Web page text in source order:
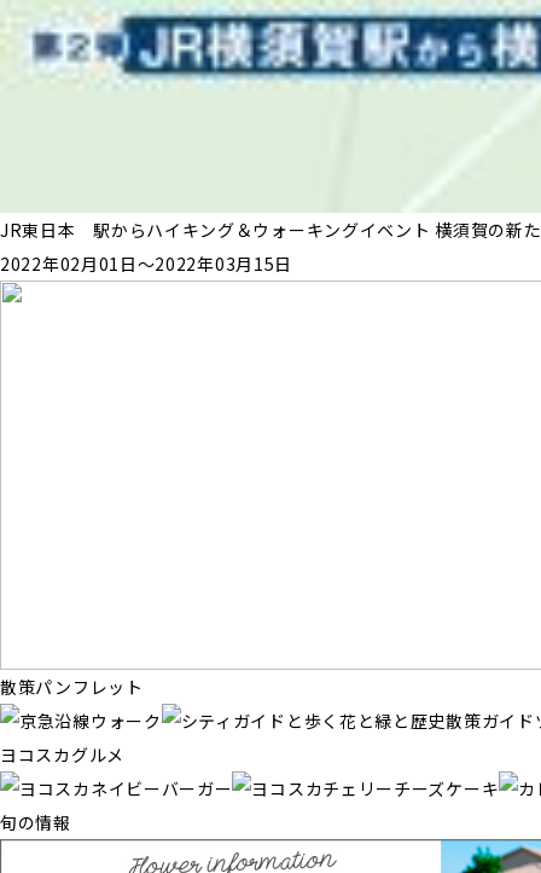
JR東日本 駅からハイキング＆ウォーキングイベント 横須賀の新
2022年02月01日〜2022年03月15日
散策パンフレット
ヨコスカグルメ
旬の情報